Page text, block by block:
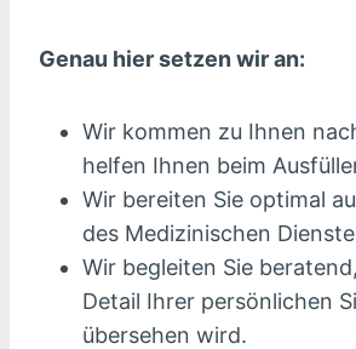
Genau hier setzen wir an:
Wir kommen zu Ihnen
helfen Ihnen beim
Wir bereiten Sie optimal
des Medizinischen
Wir begleiten Sie
Detail Ihrer persönlichen
übersehen wird.